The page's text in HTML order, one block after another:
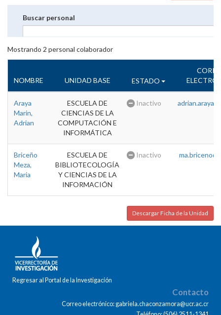
Buscar personal
Mostrando 2 personal colaborador
NOMBRE UNIDAD BASE ESTADO
Araya
Marin,
Adrian
ESCUELA DE
CIENCIAS DE LA
COMPUTACIÓN E
INFORMÁTICA
Inactivo
Briceño
Meza,
Maria
ESCUELA DE
BIBLIOTECOLOGÍA
Y CIENCIAS DE LA
INFORMACIÓN
Inactivo
Descargar Ficha de la Unidad
Regresar al Portal de la Investigación
Contacto
Correo electrónico: gabriela.chaconzamora@ucr.ac.cr